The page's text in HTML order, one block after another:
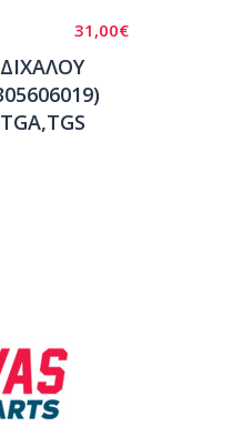
31,00€